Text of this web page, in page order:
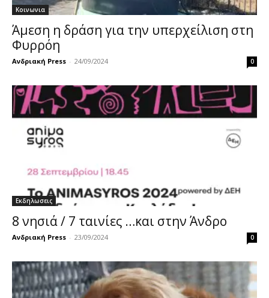
Κοινωνια
Άμεση η δράση για την υπερχείλιση στη
Φυρρόη
Ανδριακή Press - 24/09/2024 0
Εκδηλωσεις
8 νησιά / 7 ταινίες …και στην Άνδρο
Ανδριακή Press - 23/09/2024 0